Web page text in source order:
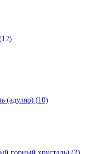
(адуляр) (10)